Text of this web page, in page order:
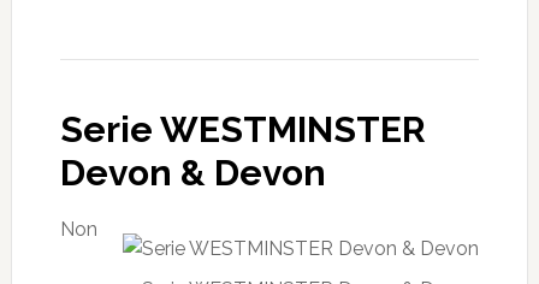
Serie WESTMINSTER
Devon & Devon
Non